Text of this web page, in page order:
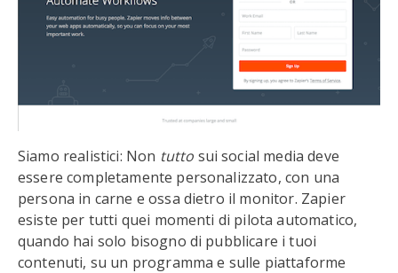
Siamo realistici: Non tutto sui social media deve
essere completamente personalizzato, con una
persona in carne e ossa dietro il monitor. Zapier
esiste per tutti quei momenti di pilota automatico,
quando hai solo bisogno di pubblicare i tuoi
contenuti, su un programma e sulle piattaforme